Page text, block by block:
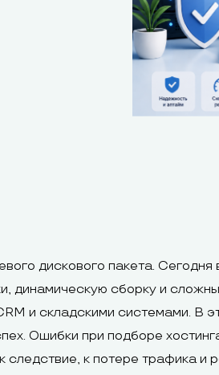
дискового пакета.
динамическую сборку и
и складскими системами. В
Ошибки при подборе
следствие, к потере трафика и